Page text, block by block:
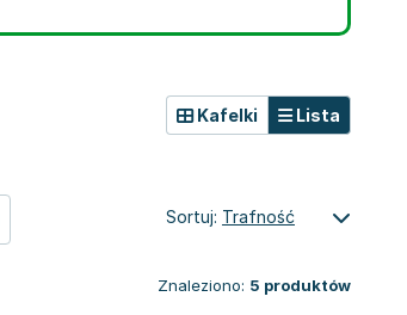
Kafelki Lista
Sortuj: Trafność
Znaleziono: 5 produktów